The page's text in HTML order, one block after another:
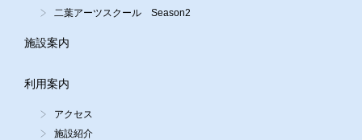
二葉アーツスクール Season2
施設案内
利用案内
アクセス
施設紹介